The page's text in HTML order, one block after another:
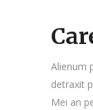
Alienum
detraxit
Mei an